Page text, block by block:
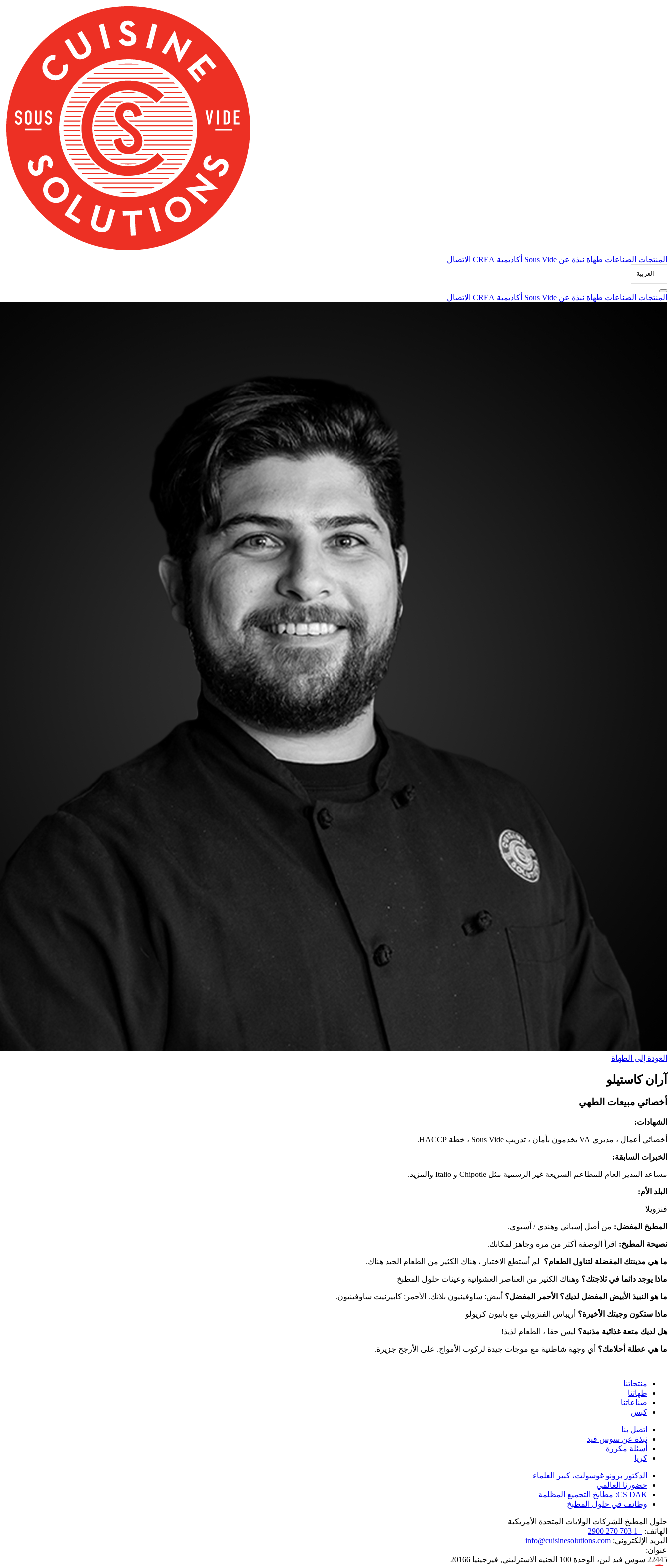
المنتجات الصناعات طهاة نبذة عن Sous Vide أكاديمية CREA الاتصال
العربية‏
المنتجات الصناعات طهاة نبذة عن Sous Vide أكاديمية CREA الاتصال
العودة إلى الطهاة
آران كاستيلو
أخصائي مبيعات الطهي
الشهادات:
أخصائي أعمال ، مديري VA يخدمون بأمان ، تدريب Sous Vide ، خطة HACCP.
الخبرات السابقة:
مساعد المدير العام للمطاعم السريعة غير الرسمية مثل Chipotle و Italio والمزيد.
البلد الأم:
فنزويلا
المطبخ المفضل: من أصل إسباني وهندي / آسيوي.
نصيحة المطبخ: اقرأ الوصفة أكثر من مرة وجاهز لمكانك.
ما هي مدينتك المفضلة لتناول الطعام؟ لم أستطع الاختيار ، هناك الكثير من الطعام الجيد هناك.
ماذا يوجد دائما في ثلاجتك؟ وهناك الكثير من العناصر العشوائية وعينات حلول المطبخ
ما هو النبيذ الأبيض المفضل لديك؟ الأحمر المفضل؟ أبيض: ساوفينيون بلانك. الأحمر: كابيرنيت ساوفينيون.
ماذا ستكون وجبتك الأخيرة؟ أريباس الفنزويلي مع بابيون كريولو
هل لديك متعة غذائية مذنبة؟ ليس حقا ، الطعام لذيذ!
ما هي عطلة أحلامك؟ أي وجهة شاطئية مع موجات جيدة لركوب الأمواج. على الأرجح جزيرة.
منتجاتنا
طهاتنا
صناعاتنا
كبس
اتصل بنا
نبذة عن سوس فيد
أسئلة مكررة
كريا
الدكتور برونو غوسولت، كبير العلماء
حضورنا العالمي
CS DAK: مطابخ التجميع المظلمة
وظائف في حلول المطبخ
حلول المطبخ للشركات الولايات المتحدة الأمريكية
الهاتف: +1 703 270 2900
البريد الإلكتروني: info@cuisinesolutions.com
عنوان:
22445 سوس فيد لين، الوحدة 100 الجنيه الاسترليني, فيرجينيا 20166